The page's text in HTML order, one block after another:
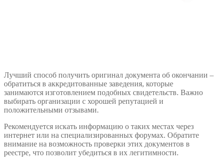
Лучший способ получить оригинал документа об окончании –
обратиться в аккредитованные заведения, которые
занимаются изготовлением подобных свидетельств. Важно
выбирать организации с хорошей репутацией и
положительными отзывами.
Рекомендуется искать информацию о таких местах через
интернет или на специализированных форумах. Обратите
внимание на возможность проверки этих документов в
реестре, что позволит убедиться в их легитимности.